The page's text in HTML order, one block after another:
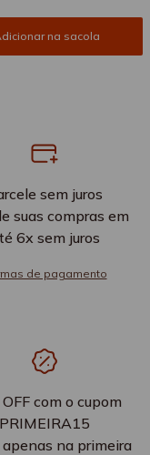
na sacola
sem juros
suas compras em
6x sem juros
de pagamento
com o cupom
PRIMEIRA15
na primeira